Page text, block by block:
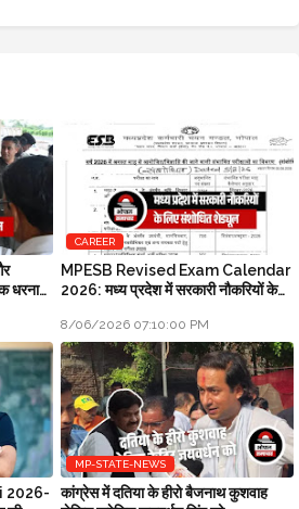
धरना
CAREER
MPESB Revised Exam Calendar
2026: मध्य प्रदेश में सरकारी नौकरियों के
8/06/2026 07:10:00 PM
2026-
MP-STATE-NEWS
कांग्रेस में दतिया के हीरो बैजनाथ कुशवाह